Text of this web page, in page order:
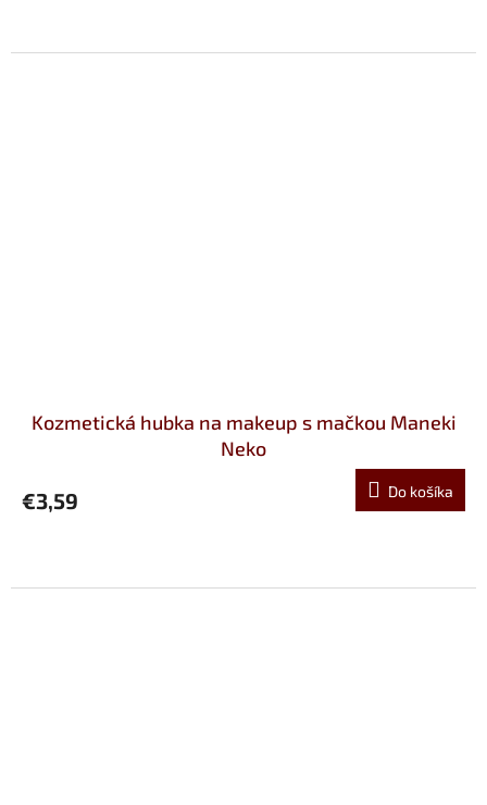
Kozmetická hubka na makeup s mačkou Maneki
Neko
€3,59 Do košíka